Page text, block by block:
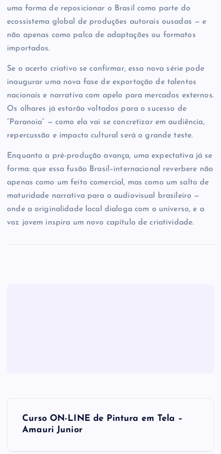
uma forma de reposicionar o Brasil como parte do
ecossistema global de produções autorais ousadas — e
não apenas como palco de adaptações ou formatos
importados.
Se o acerto criativo se confirmar, essa nova série pode
inaugurar uma nova fase de exportação de talentos
nacionais e narrativa com apelo para mercados externos.
Os olhares já estarão voltados para o sucesso de
“Paranoia” — como ela vai se concretizar em audiência,
repercussão e impacto cultural será o grande teste.
Enquanto a pré-produção avança, uma expectativa já se
forma: que essa fusão Brasil–internacional reverbere não
apenas como um feito comercial, mas como um salto de
maturidade narrativa para o audiovisual brasileiro —
onde a originalidade local dialoga com o universo, e a
voz jovem inspira um novo capítulo de criatividade.
Curso ON-LINE de Pintura em Tela –
Amauri Junior